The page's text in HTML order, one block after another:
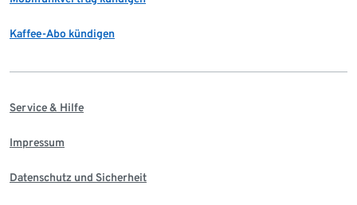
Kaffee-Abo kündigen
Service & Hilfe
Impressum
Datenschutz und Sicherheit